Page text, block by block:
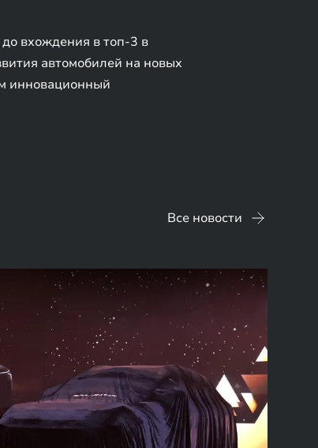
вхождения в топ-3 в
автомобилей на новых
инновационный
Все новости